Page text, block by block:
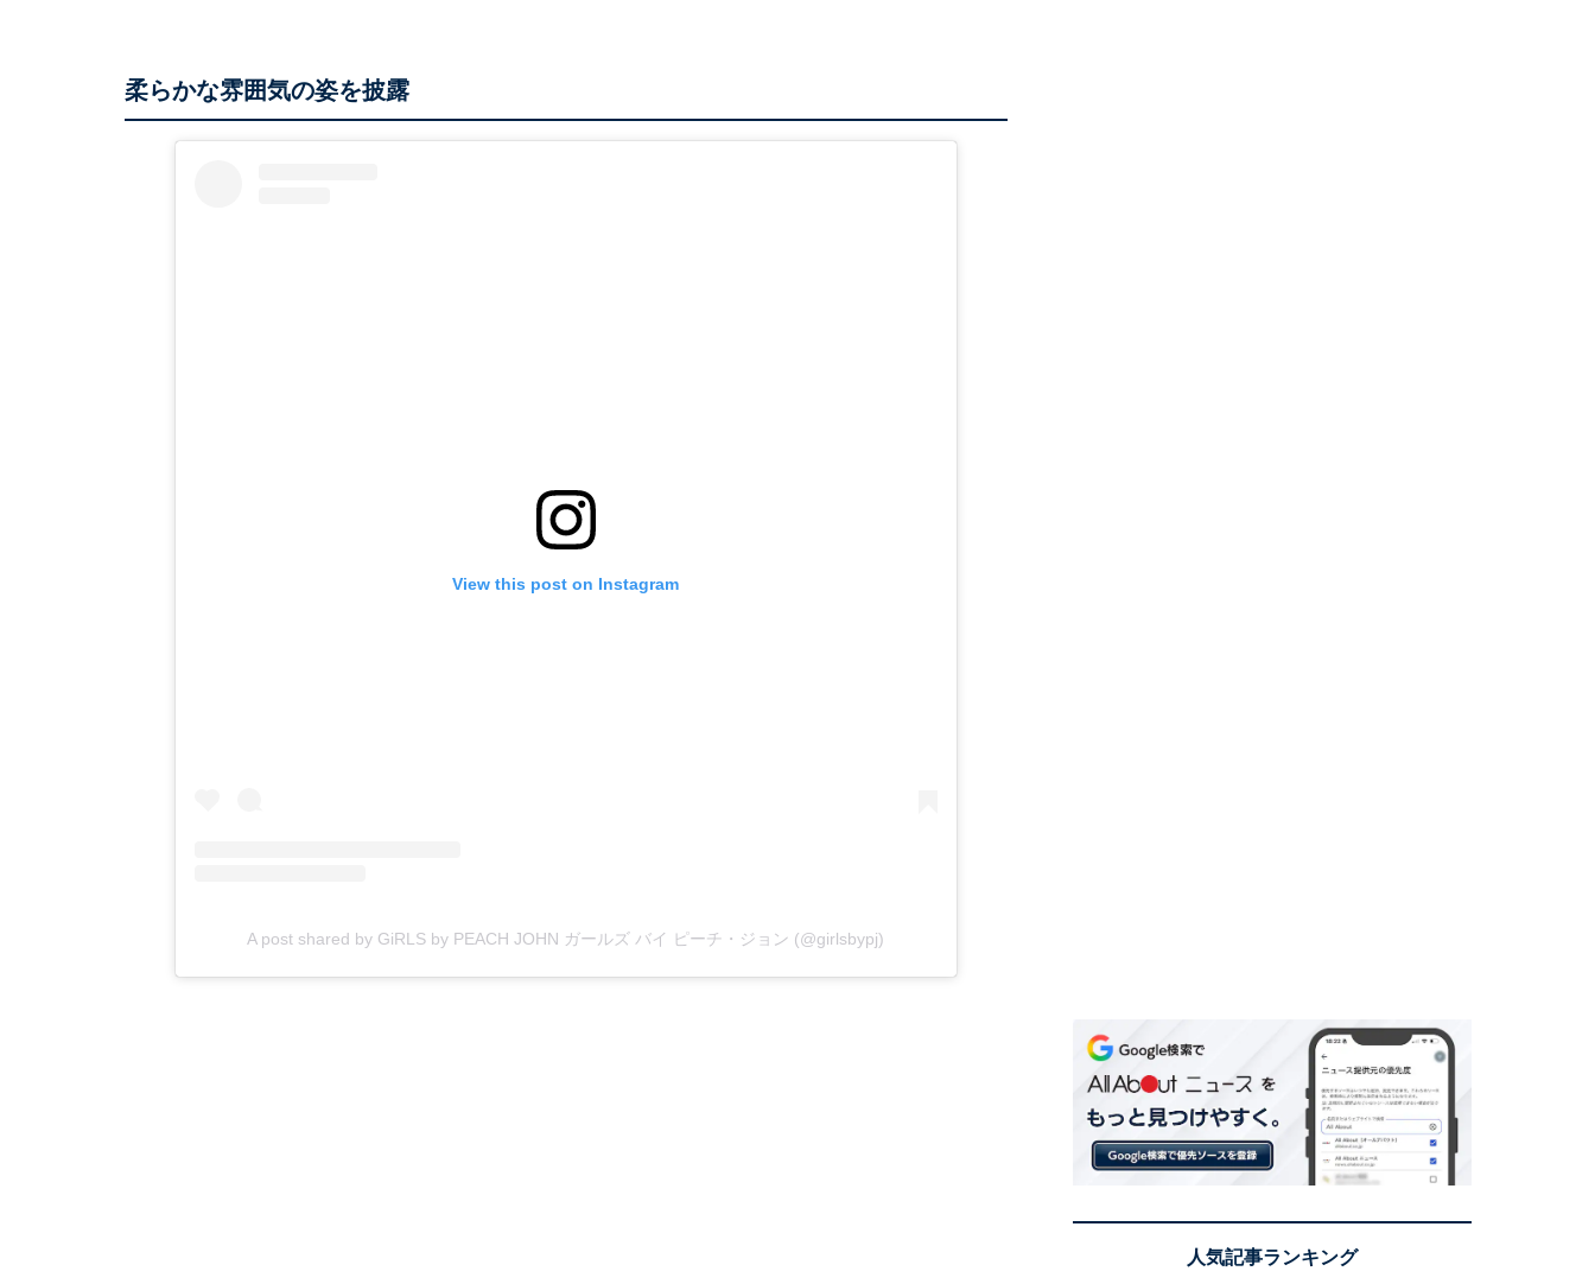
柔らかな雰囲気の姿を披露
View this post on Instagram
A post shared by GiRLS by PEACH JOHN ガールズ バイ ピーチ・ジョン (@girlsbypj)